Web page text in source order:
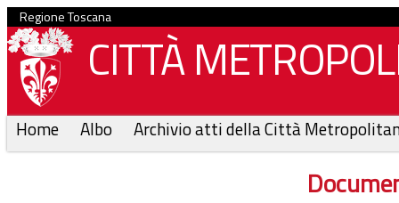
Regione Toscana
CITTÀ
Home Albo Archivio atti della Città